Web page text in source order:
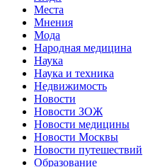
Места
Мнения
Мода
Народная медицина
Наука
Наука и техника
Недвижимость
Новости
Новости ЗОЖ
Новости медицины
Новости Москвы
Новости путешествий
Образование